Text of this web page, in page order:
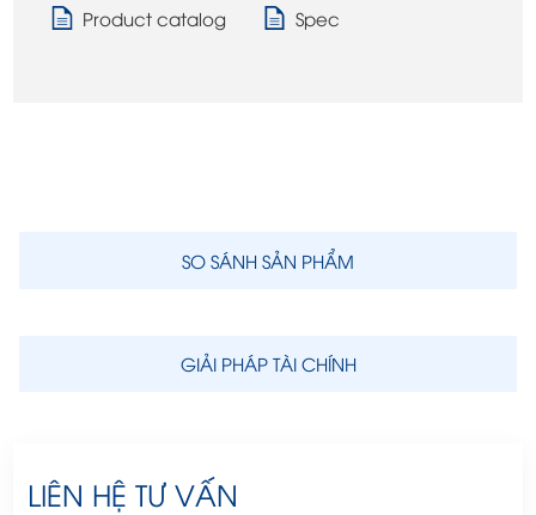
Product catalog Spec
SO SÁNH SẢN PHẨM
GIẢI PHÁP TÀI CHÍNH
LIÊN HỆ TƯ VẤN